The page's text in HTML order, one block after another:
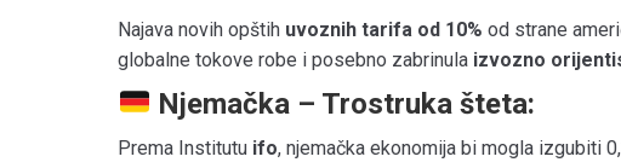
Najava novih opštih uvoznih tarifa od 10% od strane
globalne tokove robe i posebno zabrinula izvozno
Njemačka – Trostruka šteta:
Prema Institutu ifo, njemačka ekonomija bi mogla izgubiti